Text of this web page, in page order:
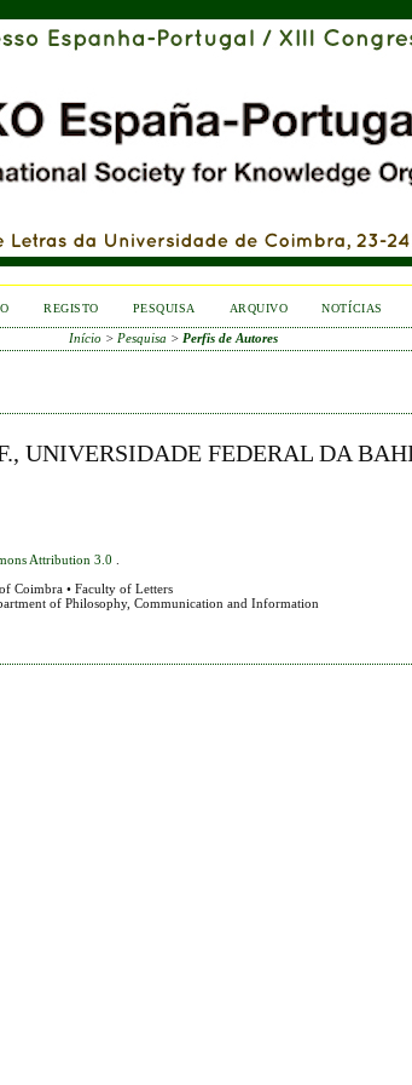
REGISTO PESQUISA ARQUIVO NOTÍCIAS
Início > Pesquisa > Perfis de Autores
UNIVERSIDADE FEDERAL DA
Attribution 3.0
Coimbra • Faculty of Letters
of Philosophy, Communication and Information